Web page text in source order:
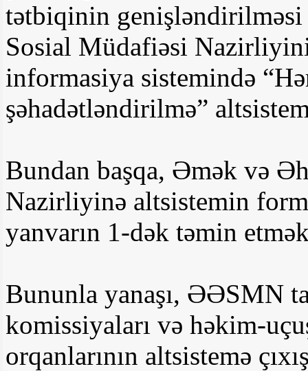
tətbiqinin
Sosial Müdafiəsi
informasiya sistemində
şəhadətləndirilmə”
Bundan başqa, Əmək və
Nazirliyinə altsistemin
yanvarın 1-dək təmin etmək
Bununla yanaşı, ƏƏSMN
komissiyaları və həkim-
orqanlarının altsistemə